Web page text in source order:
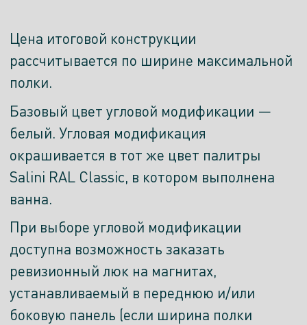
Цена итоговой конструкции
рассчитывается по ширине максимальной
полки.
Базовый цвет угловой модификации —
белый. Угловая модификация
окрашивается в тот же цвет палитры
Salini RAL Classic, в котором выполнена
ванна.
При выборе угловой модификации
доступна возможность заказать
ревизионный люк на магнитах,
устанавливаемый в переднюю и/или
боковую панель (если ширина полки